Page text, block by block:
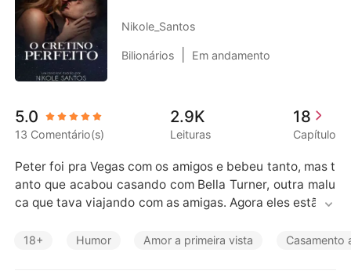
Histórico
Sair
Baixar App
Moderno
Lobisomem
Contos
Bilionários
Contos Curtos
Nikole_Santos
Bilionários Em andamento
5.0
13 Comentário(s)
2.9K
Leituras
18
Capítulo
Peter foi pra Vegas com os amigos e bebeu tanto, mas t
anto que acabou casando com Bella Turner, outra malu
ca que tava viajando com as amigas. Agora eles estão c
sair e ainda vão ter que conviver com suas famílias acr
18+ Humor Amor a primeira vista Casamento